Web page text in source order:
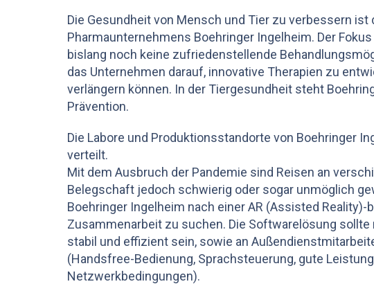
Die Gesundheit von Mensch und Tier zu verbessern
Pharmaunternehmens Boehringer Ingelheim. Der
bislang noch keine zufriedenstellende
das Unternehmen darauf, innovative Therapien zu
verlängern können. In der Tiergesundheit steht
Prävention.
Die Labore und Produktionsstandorte von Boehringer
verteilt.
Mit dem Ausbruch der Pandemie sind Reisen an
Belegschaft jedoch schwierig oder sogar unmöglich
Boehringer Ingelheim nach einer AR (Assisted
Zusammenarbeit zu suchen. Die Softwarelösung
stabil und effizient sein, sowie an
(Handsfree-Bedienung, Sprachsteuerung, gute
Netzwerkbedingungen).